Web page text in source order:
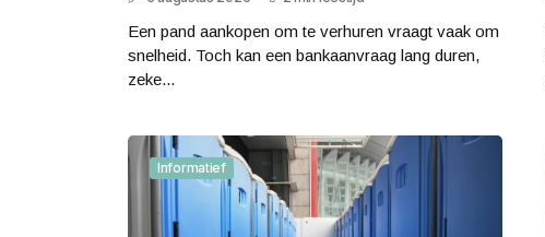
Een pand aankopen om te verhuren vraagt vaak om
snelheid. Toch kan een bankaanvraag lang duren,
zeke...
Informatief